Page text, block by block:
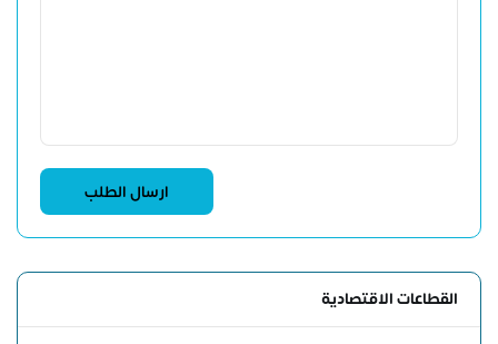
القطاعات الاقتصادية